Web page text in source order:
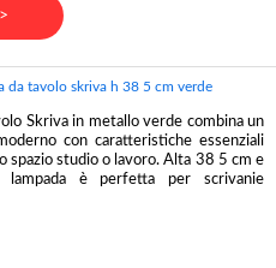
da tavolo skriva h 38 5 cm verde
Skriva in metallo verde combina un
con caratteristiche essenziali
spazio studio o lavoro. Alta 38 5 cm e
lampada è perfetta per scrivanie